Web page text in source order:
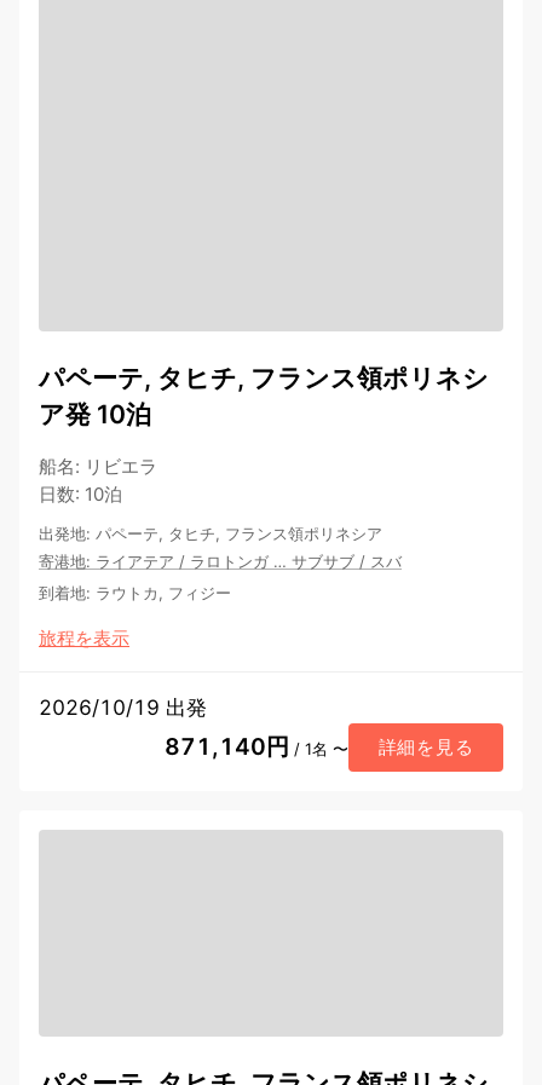
パペーテ, タヒチ, フランス領ポリネシ
ア発 10泊
船名: リビエラ
日数: 10泊
出発地: パペーテ, タヒチ, フランス領ポリネシア
寄港地: ライアテア / ラロトンガ … サブサブ / スバ
到着地: ラウトカ, フィジー
旅程を表示
2026/10/19 出発
871,140円 / 1名 〜 詳細を見る